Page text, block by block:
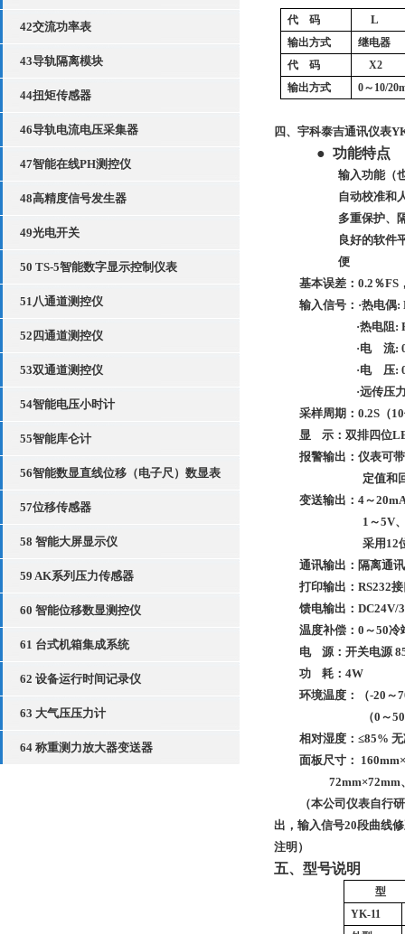
42交流功率表
43导轨隔离模块
44扭矩传感器
46导轨电流电压采集器
47智能在线PH测控仪
48高精度信号发生器
49光电开关
50 TS-5智能数字显示控制仪表
51八通道测控仪
52四通道测控仪
53双通道测控仪
54智能电压小时计
55智能库仑计
56智能数显直线位移（电子尺）数显表
57位移传感器
58 智能大屏显示仪
59 AK系列压力传感器
60 智能位移数显测控仪
61 台式机箱集成系统
62 设备运行时间记录仪
63 大气压压力计
64 称重测力放大器变送器
代 码 L
输出方式
继电器
代
码
X2
输出方式
0～10/
四、宇科泰吉通讯仪表
● 功能特点
输入功能（
自动校准和
多重保护、
良好的软件
便
基本误差：0.2 ％FS
输入信号：·热电偶:
·热电阻:
·电 流:
·电 压:
·远传压
采样周期：0.2S （
显
示： 双排四位
报警输出： 仪表可
定值和
变送输出：4～20
1 ～5V
采用 12
通讯输出：隔离通
打印输出：RS232
馈电输出：DC24V/
温度补偿： 0 ～50冷
电
源：开关电源
功
耗：4W
环境温度：
（-20 ～
（0 ～50
相对湿度：≤85%
面板尺寸： 160mm
72mm×72mm
（本公司仪表自行
出，输入信号20段曲线
注明）
五、型号说明
型
YK-11